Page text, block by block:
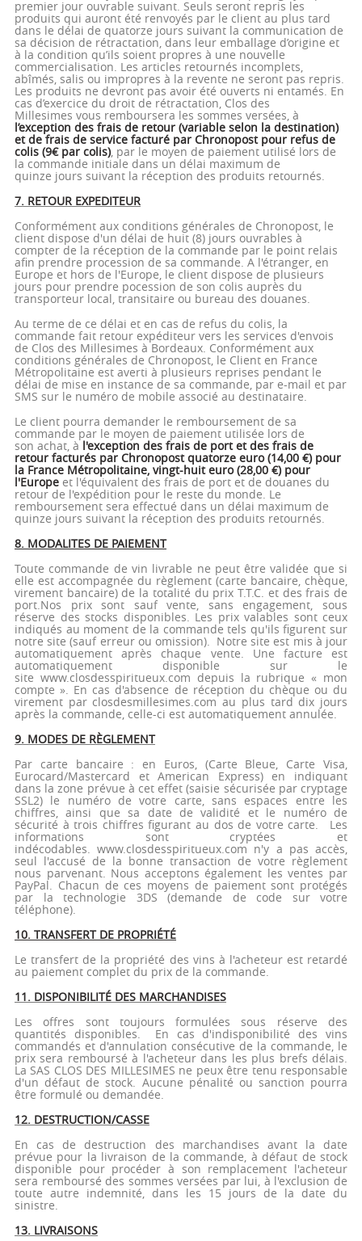
premier jour ouvrable suivant. Seuls seront repris les
produits qui auront été renvoyés par le client au plus tard
dans le délai de quatorze jours suivant la communication de
sa décision de rétractation, dans leur emballage d’origine et
à la condition qu’ils soient propres à une nouvelle
commercialisation. Les articles retournés incomplets,
abîmés, salis ou impropres à la revente ne seront pas repris.
Les produits ne devront pas avoir été ouverts ni entamés. En
cas d’exercice du droit de rétractation, Clos des
Millesimes vous remboursera les sommes versées, à
l’exception des frais de retour (variable selon la destination)
et de frais de service facturé par Chronopost pour refus de
colis (9€ par colis), par le moyen de paiement utilisé lors de
la commande initiale dans un délai maximum de
quinze jours suivant la réception des produits retournés.
7. RETOUR EXPEDITEUR
Conformément aux conditions générales de Chronopost, le
client dispose d'un délai de huit (8) jours ouvrables à
compter de la réception de la commande par le point relais
afin prendre procession de sa commande. A l'étranger, en
Europe et hors de l'Europe, le client dispose de plusieurs
jours pour prendre pocession de son colis auprès du
transporteur local, transitaire ou bureau des douanes.
Au terme de ce délai et en cas de refus du colis, la
commande fait retour expéditeur vers les services d'envois
de Clos des Millesimes à Bordeaux. Conformément aux
conditions générales de Chronopost, le Client en France
Métropolitaine est averti à plusieurs reprises pendant le
délai de mise en instance de sa commande, par e-mail et par
SMS sur le numéro de mobile associé au destinataire.
Le client pourra demander le remboursement de sa
commande par le moyen de paiement utilisée lors de
son achat, àl'exception des frais de port et des frais de
retour facturés par Chronopost quatorze euro (14,00 €) pour
la France Métropolitaine, vingt-huit euro (28,00 €) pour
l'Europe et l'équivalent des frais de port et de douanes du
retour de l'expédition pour le reste du monde. Le
remboursement sera effectué dans un délai maximum de
quinze jours suivant la réception des produits retournés.
8. MODALITES DE PAIEMENT
Toute commande de vin livrable ne peut être validée que si
elle est accompagnée du règlement (carte bancaire, chèque,
virement bancaire) de la totalité du prix T.T.C. et des frais de
port.Nos prix sont sauf vente, sans engagement, sous
réserve des stocks disponibles. Les prix valables sont ceux
indiqués au moment de la commande tels qu'ils figurent sur
notre site (sauf erreur ou omission). Notre site est mis à jour
automatiquement après chaque vente. Une facture est
automatiquement disponible sur le
site www.closdesspiritueux.com depuis la rubrique « mon
compte ». En cas d'absence de réception du chèque ou du
virement par closdesmillesimes.com au plus tard dix jours
après la commande, celle-ci est automatiquement annulée.
9. MODES DE RÈGLEMENT
Par carte bancaire : en Euros, (Carte Bleue, Carte Visa,
Eurocard/Mastercard et American Express) en indiquant
dans la zone prévue à cet effet (saisie sécurisée par cryptage
SSL2) le numéro de votre carte, sans espaces entre les
chiffres, ainsi que sa date de validité et le numéro de
sécurité à trois chiffres figurant au dos de votre carte. Les
informations sont cryptées et
indécodables. www.closdesspiritueux.com n'y a pas accès,
seul l'accusé de la bonne transaction de votre règlement
nous parvenant. Nous acceptons également les ventes par
PayPal. Chacun de ces moyens de paiement sont protégés
par la technologie 3DS (demande de code sur votre
téléphone).
10. TRANSFERT DE PROPRIÉTÉ
Le transfert de la propriété des vins à l'acheteur est retardé
au paiement complet du prix de la commande.
11. DISPONIBILITÉ DES MARCHANDISES
Les offres sont toujours formulées sous réserve des
quantités disponibles. En cas d'indisponibilité des vins
commandés et d'annulation consécutive de la commande, le
prix sera remboursé à l'acheteur dans les plus brefs délais.
La SAS CLOS DES MILLESIMES ne peux être tenu responsable
d'un défaut de stock. Aucune pénalité ou sanction pourra
être formulé ou demandée.
12. DESTRUCTION/CASSE
En cas de destruction des marchandises avant la date
prévue pour la livraison de la commande, à défaut de stock
disponible pour procéder à son remplacement l'acheteur
sera remboursé des sommes versées par lui, à l'exclusion de
toute autre indemnité, dans les 15 jours de la date du
sinistre.
13. LIVRAISONS